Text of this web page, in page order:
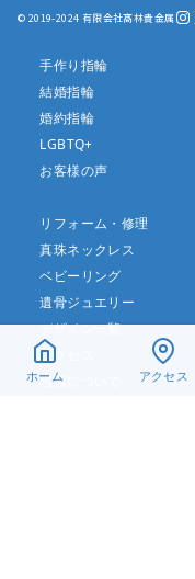
© 2019-2024 有限会社髙林貴金属Instagram
手作り指輪
結婚指輪
婚約指輪
LGBTQ+
お客様の声
リフォーム・修理
真珠ネックレス
ベビーリング
遺骨ジュエリー
デザイン一覧
アクセス
当店について
ホーム アクセス